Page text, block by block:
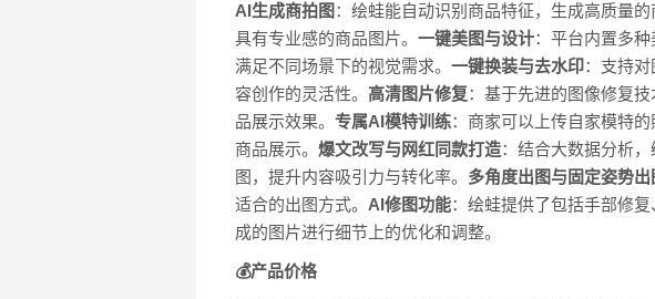
AI生成商拍图 ：绘蛙能自动识别商品特征，生成高质量
具有专业感的商品图片。 一键美图与设计：平台内置多
满足不同场景下的视觉需求。 一键换装与去水印：支持
容创作的灵活性。 高清图片修复：基于先进的图像修复
品展示效果。 专属AI模特训练：商家可以上传自家模特
商品展示。 爆文改写与网红同款打造：结合大数据分析
图，提升内容吸引力与转化率。 多角度出图与固定姿势出
适合的出图方式。 AI修图功能：绘蛙提供了包括手部修
成的图片进行细节上的优化和调整。
💰产品价格